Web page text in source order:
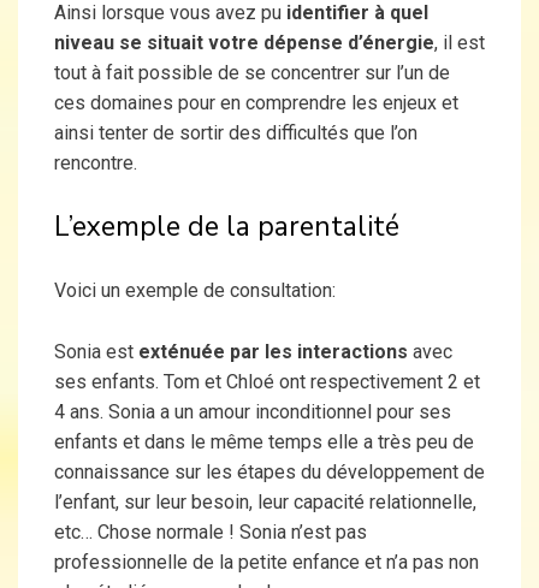
Ainsi lorsque vous avez pu identifier à quel
niveau se situait votre dépense d’énergie, il est
tout à fait possible de se concentrer sur l’un de
ces domaines pour en comprendre les enjeux et
ainsi tenter de sortir des difficultés que l’on
rencontre.
L’exemple de la parentalité
Voici un exemple de consultation:
Sonia est exténuée par les interactions avec
ses enfants. Tom et Chloé ont respectivement 2 et
4 ans. Sonia a un amour inconditionnel pour ses
enfants et dans le même temps elle a très peu de
connaissance sur les étapes du développement de
l’enfant, sur leur besoin, leur capacité relationnelle,
etc… Chose normale ! Sonia n’est pas
professionnelle de la petite enfance et n’a pas non